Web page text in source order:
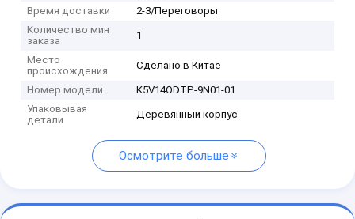
Время доставки
2-3/Переговоры
Количество мин
заказа
1
Место
происхождения
Сделано в Китае
Номер модели
K5V14ODTP-9N01-01
Упаковывая
детали
Деревянный корпус
Осмотрите больше